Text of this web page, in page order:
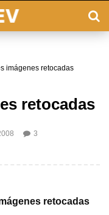
imágenes retocadas
retocadas
3
retocadas